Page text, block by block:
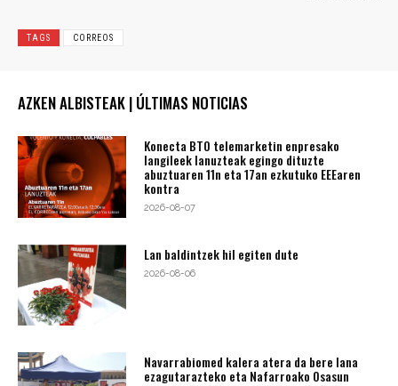
TAGS CORREOS
AZKEN ALBISTEAK | ÚLTIMAS NOTICIAS
Konecta BTO telemarketin enpresako
langileek lanuzteak egingo dituzte
abuztuaren 11n eta 17an ezkutuko EEEaren
kontra
2026-08-07
Lan baldintzek hil egiten dute
2026-08-06
Navarrabiomed kalera atera da bere lana
ezagutarazteko eta Nafarroako Osasun